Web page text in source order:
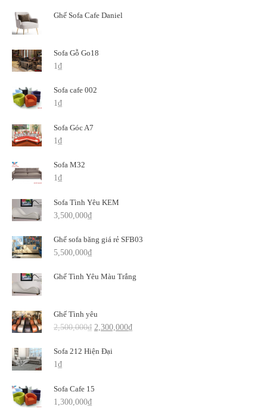
Ghế Sofa Cafe Daniel
Sofa Gỗ Go18
1₫
Sofa cafe 002
1₫
Sofa Góc A7
1₫
Sofa M32
1₫
Sofa Tình Yêu KEM
3,500,000₫
Ghế sofa băng giá rẻ SFB03
5,500,000₫
Ghế Tình Yêu Màu Trắng
Ghế Tình yêu
2,500,000₫ 2,300,000₫
Sofa 212 Hiện Đại
1₫
Sofa Cafe 15
1,300,000₫